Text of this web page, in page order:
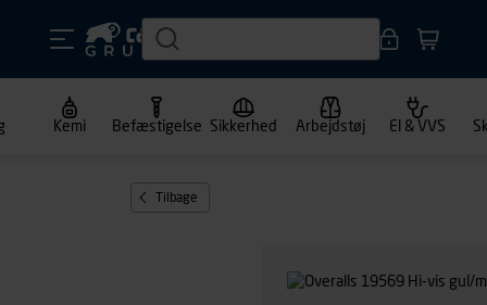
Kemi Befæstigelse Sikkerhed Arbejdstøj El & VVS
Tilbage